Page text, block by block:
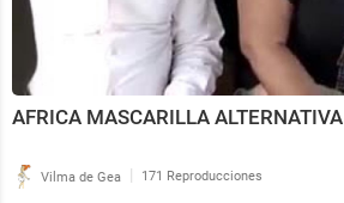
AFRICA MASCARILLA ALTERNATIVA
Vilma de Gea | 171 Reproducciones